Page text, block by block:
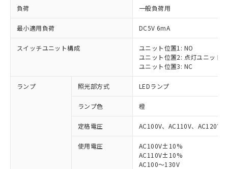
負荷 一般負荷用
最小適用負荷 DC5V 6mA
スイッチユニット構成
ユニット位置1: NO
ユニット位置2: 点灯ユニット
ユニット位置3: NC
ランプ 照光部方式 LEDランプ
ランプ色 橙
定格電圧 AC100V、AC110V、AC120V
使用電圧
AC100V±10%
AC110V±10%
AC100～130V